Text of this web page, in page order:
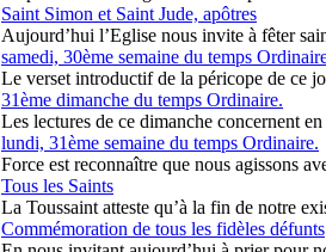
Saint Simon et Saint Jude, apôtres
Aujourd’hui l’Eglise nous invite à fêter
samedi, 30ème semaine du temps
Le verset introductif de la péricope de ce
31ème dimanche du temps Ordinaire.
Les lectures de ce dimanche concernent
lundi, 31ème semaine du temps Ordinaire.
Force est reconnaître que nous agissons
Tous les Saints
La Toussaint atteste qu’à la fin de notre
Commémoration de tous les fidèles défunts